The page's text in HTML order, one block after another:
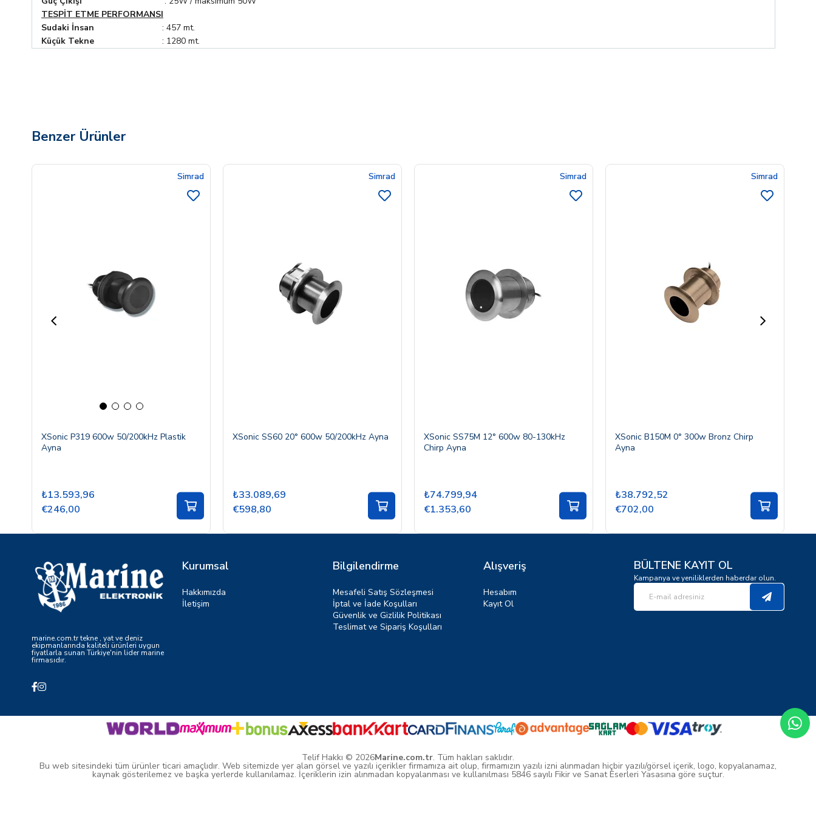
TESPİT ETME PERFORMANSI
Sudaki İnsan
: 457 mt.
Küçük Tekne
: 1280 mt.
Benzer Ürünler
Simrad
XSonic P319 600w 50/200kHz Plastik
Ayna
₺13.593,96
€246,00
Simrad
XSonic SS60 20° 600w 50/200kHz Ayna
₺33.089,69
€598,80
Simrad
XSonic SS75M 12° 600w 80-130kHz
Chirp Ayna
₺74.799,94
€1.353,60
Simrad
XSonic B150M 0° 300w Bronz Chirp
Ayna
₺38.792,52
€702,00
marine.com.tr tekne , yat ve deniz
ekipmanlarında kaliteli ürünleri uygun
fiyatlarla sunan Türkiye'nin lider marine
firmasıdır.
Kurumsal
Hakkımızda
İletişim
Bilgilendirme
Mesafeli Satış Sözleşmesi
İptal ve İade Koşulları
Güvenlik ve Gizlilik Politikası
Teslimat ve Sipariş Koşulları
Alışveriş
Hesabım
Kayıt Ol
BÜLTENE KAYIT OL
Kampanya ve yeniliklerden haberdar olun.
Telif Hakkı © 2026Marine.com.tr. Tüm hakları saklıdır.
Bu web sitesindeki tüm ürünler ticari amaçlıdır. Web sitemizde yer alan görsel ve yazılı içerikler firmamıza ait olup, firmamızın yazılı izni alınmadan hiçbir yazılı/görsel içerik, logo, kopyalanamaz,
kaynak gösterilemez ve başka yerlerde kullanılamaz. İçeriklerin izin alınmadan kopyalanması ve kullanılması 5846 sayılı Fikir ve Sanat Eserleri Yasasına göre suçtur.